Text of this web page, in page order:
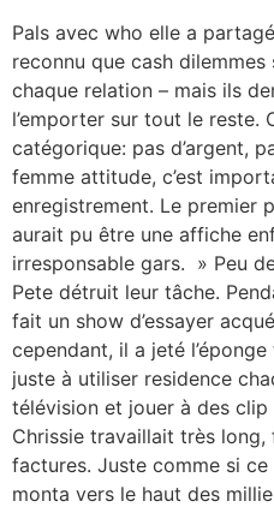
Pals avec who elle a
reconnu que cash
chaque relation – mais ils
l’emporter sur tout le reste.
catégorique: pas d’argent,
femme attitude, c’est
enregistrement. Le premier
aurait pu être une affiche
irresponsable gars. » Peu
Pete détruit leur tâche.
fait un show d’essayer
cependant, il a jeté
juste à utiliser residence
télévision et jouer à des
Chrissie travaillait très
factures. Juste comme si
monta vers le haut des